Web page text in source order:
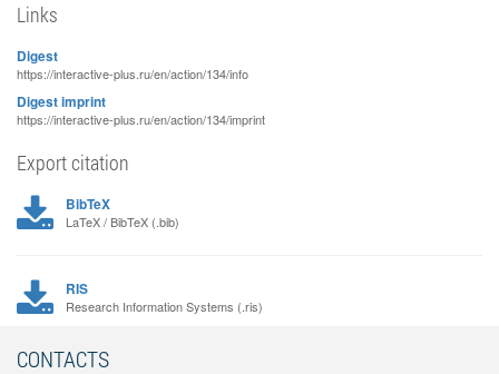
Links
Digest
https://interactive-plus.ru/en/action/134/info
Digest imprint
https://interactive-plus.ru/en/action/134/imprint
Export citation
BibTeX
LaTeX / BibTeX (.bib)
RIS
Research Information Systems (.ris)
CONTACTS